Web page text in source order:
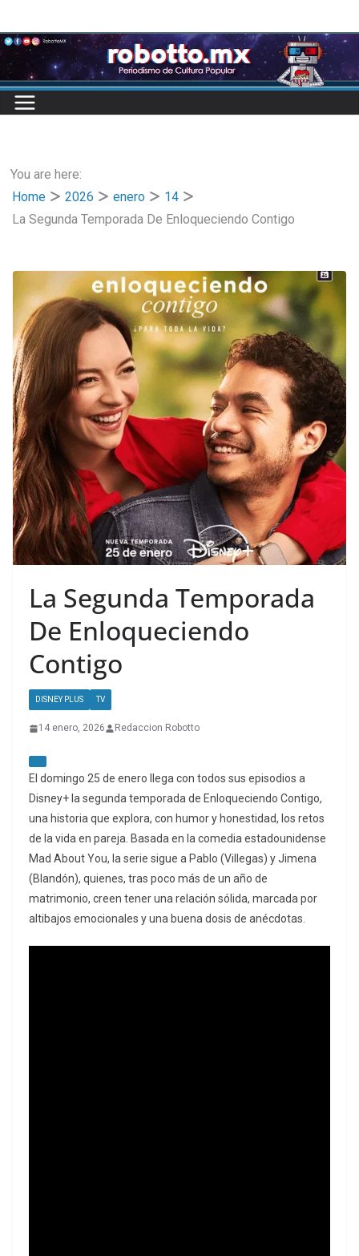
to
content
You are here:
Home
2026 enero
14
La Segunda Temporada De Enloqueciendo Contigo
La Segunda Temporada
De Enloqueciendo
Contigo
DISNEY PLUS TV
14 enero, 2026 Redaccion Robotto
El domingo 25 de enero llega con todos sus episodios a
Disney+ la segunda temporada de Enloqueciendo Contigo,
una historia que explora, con humor y honestidad, los retos
de la vida en pareja. Basada en la comedia estadounidense
Mad About You, la serie sigue a Pablo (Villegas) y Jimena
(Blandón), quienes, tras poco más de un año de
matrimonio, creen tener una relación sólida, marcada por
altibajos emocionales y una buena dosis de anécdotas.